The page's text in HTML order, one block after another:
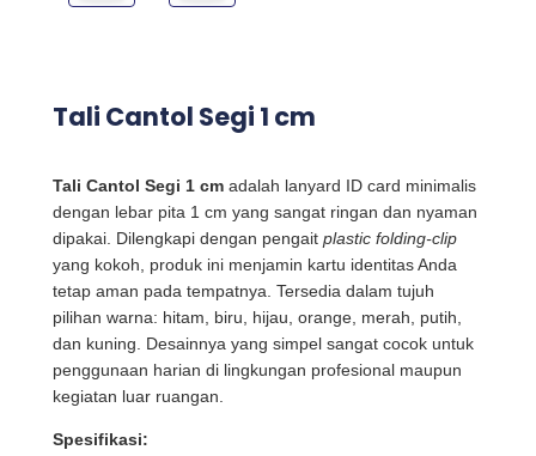
Tali Cantol Segi 1 cm
Tali Cantol Segi 1 cm adalah lanyard ID card minimalis
dengan lebar pita 1 cm yang sangat ringan dan nyaman
dipakai. Dilengkapi dengan pengait plastic folding-clip
yang kokoh, produk ini menjamin kartu identitas Anda
tetap aman pada tempatnya. Tersedia dalam tujuh
pilihan warna: hitam, biru, hijau, orange, merah, putih,
dan kuning. Desainnya yang simpel sangat cocok untuk
penggunaan harian di lingkungan profesional maupun
kegiatan luar ruangan.
Spesifikasi: